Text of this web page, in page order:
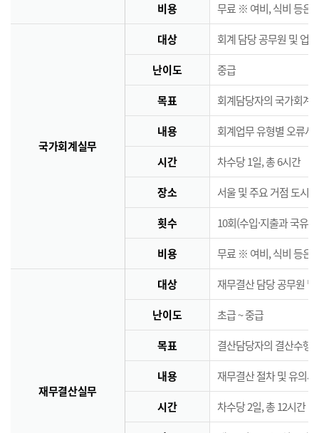
비용 무료 ※ 여비, 식비 등은
국가회계실무
대상 회계 담당 공무원 및 업
난이도 중급
목표 회계담당자의 국가회계
내용 회계업무 유형별 오류사
시간 차수당 1일, 총 6시간
장소 서울 및 주요 거점 도시
횟수 10회(수입·지출과 국유·
비용 무료 ※ 여비, 식비 등은
재무결산실무
대상 재무결산 담당 공무원
난이도 초급 ~ 중급
목표 결산담당자의 결산수행
내용 재무결산 절차 및 유의사
시간 차수당 2일, 총 12시간